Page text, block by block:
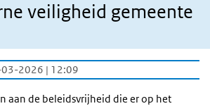
veiligheid gemeente
2026 | 12:09
aan de beleidsvrijheid die er op het